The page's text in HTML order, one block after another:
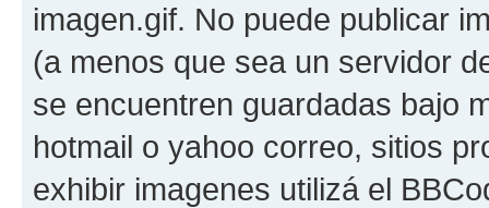
imagen.gif. No puede publicar
(a menos que sea un servidor
se encuentren guardadas bajo
hotmail o yahoo correo, sitios
exhibir imagenes utilizá el